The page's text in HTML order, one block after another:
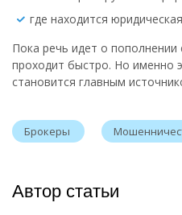
где находится
Пока речь идет о
проходит быстро. Но именно
становится главным
Брокеры
Автор статьи